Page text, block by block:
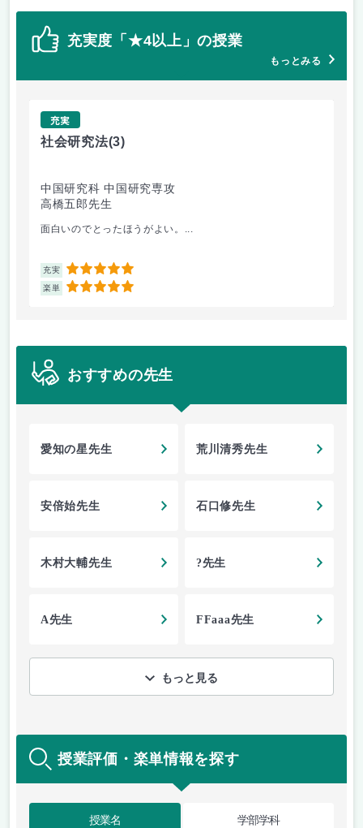
充実度「★4以上」の授業
もっとみる
充実
社会研究法(3)
中国研究科 中国研究専攻
高橋五郎先生
面白いのでとったほうがよい。...
充実 5
楽単 5
おすすめの先生
愛知の星先生 荒川清秀先生
安倍始先生 石口修先生
木村大輔先生 ?先生
A先生 FFaaa先生
もっと見る
授業評価・楽単情報を探す
授業名 学部学科